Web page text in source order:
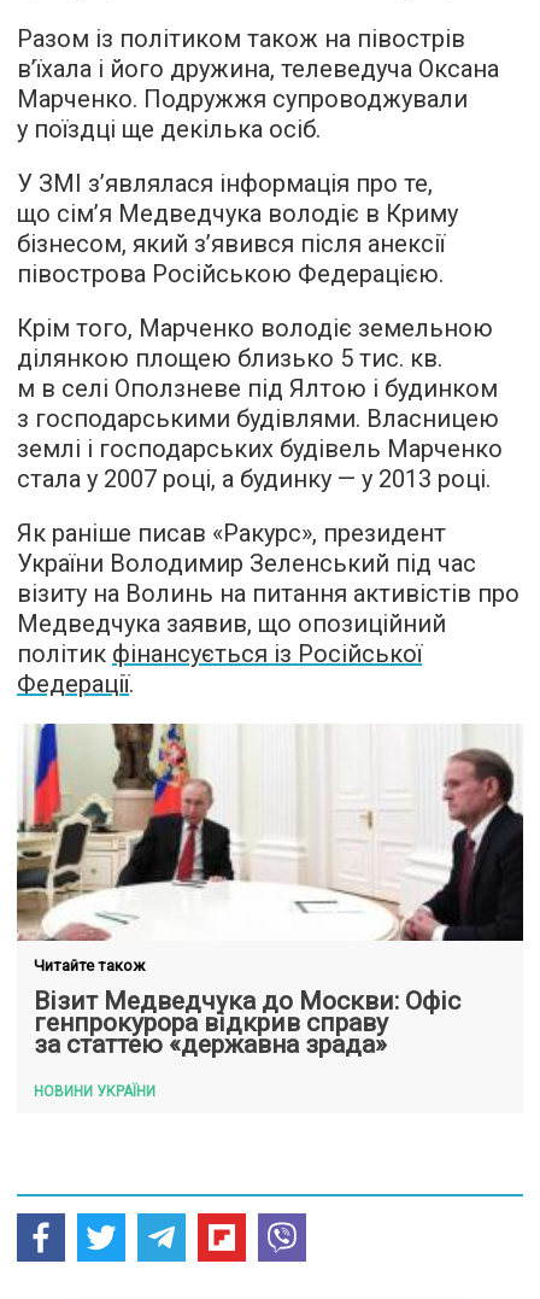
Разом із політиком також на півострів
в’їхала і його дружина, телеведуча Оксана
Марченко. Подружжя супроводжували
у поїздці ще декілька осіб.
У ЗМІ з’являлася інформація про те,
що сім’я Медведчука володіє в Криму
бізнесом, який з’явився після анексії
півострова Російською Федерацією.
Крім того, Марченко володіє земельною
ділянкою площею близько 5 тис. кв.
м в селі Оползневе під Ялтою і будинком
з господарськими будівлями. Власницею
землі і господарських будівель Марченко
стала у 2007 році, а будинку — у 2013 році.
Як раніше писав «Ракурс», президент
України Володимир Зеленський під час
візиту на Волинь на питання активістів про
Медведчука заявив, що опозиційний
політик фінансується із Російської
Федерації.
Читайте також
Візит Медведчука до Москви: Офіс
генпрокурора відкрив справу
за статтею «державна зрада»
НОВИНИ УКРАЇНИ